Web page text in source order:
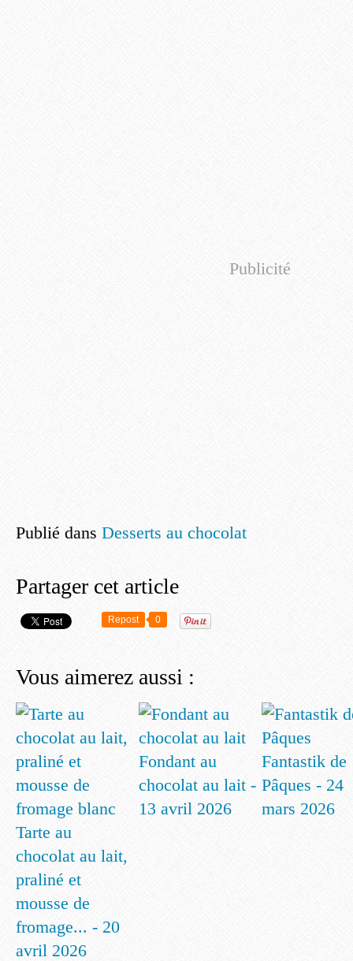
Publicité
Publié dans Desserts au chocolat
Partager cet article
Repost 0
Vous aimerez aussi :
Tarte au
chocolat au lait,
praliné et
mousse de
fromage... - 20
avril 2026
Fondant au
chocolat au lait -
13 avril 2026
Fantastik de
Pâques - 24
mars 2026